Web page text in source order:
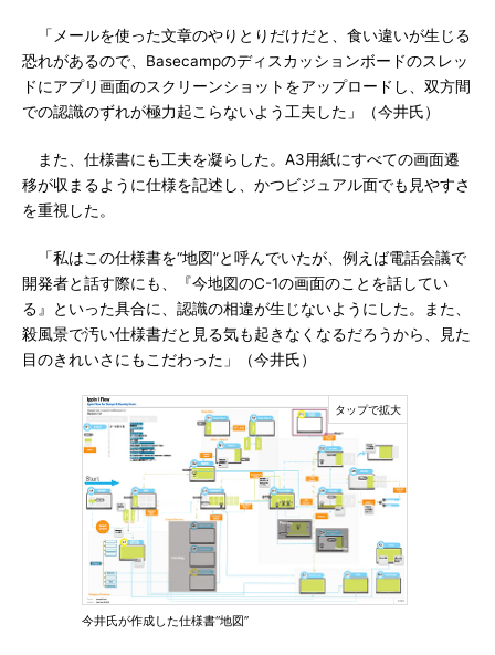
「メールを使った文章のやりとりだけだと、食い違いが生じる
恐れがあるので、Basecampのディスカッションボードのスレッ
ドにアプリ画面のスクリーンショットをアップロードし、双方間
での認識のずれが極力起こらないよう工夫した」（今井氏）
また、仕様書にも工夫を凝らした。A3用紙にすべての画面遷
移が収まるように仕様を記述し、かつビジュアル面でも見やすさ
を重視した。
「私はこの仕様書を“地図”と呼んでいたが、例えば電話会議で
開発者と話す際にも、『今地図のC-1の画面のことを話してい
る』といった具合に、認識の相違が生じないようにした。また、
殺風景で汚い仕様書だと見る気も起きなくなるだろうから、見た
目のきれいさにもこだわった」（今井氏）
今井氏が作成した仕様書“地図”